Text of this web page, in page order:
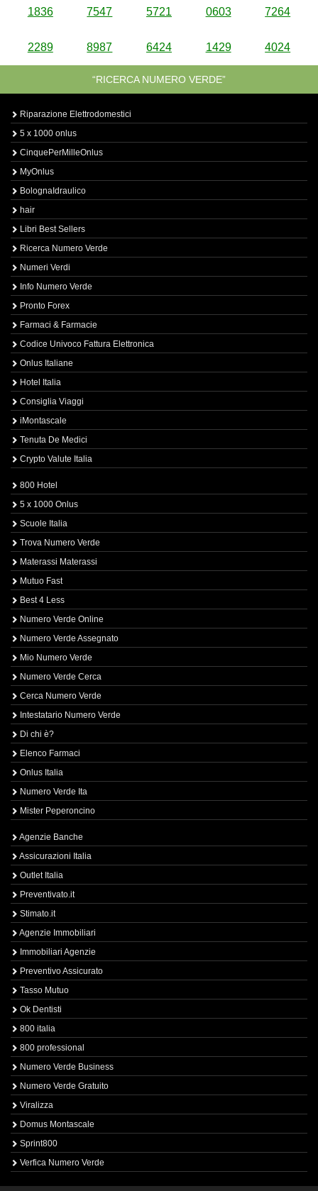
1836 7547 5721 0603 7264
2289 8987 6424 1429 4024
“RICERCA NUMERO VERDE”
Riparazione Elettrodomestici
5 x 1000 onlus
CinquePerMilleOnlus
MyOnlus
BolognaIdraulico
hair
Libri Best Sellers
Ricerca Numero Verde
Numeri Verdi
Info Numero Verde
Pronto Forex
Farmaci & Farmacie
Codice Univoco Fattura Elettronica
Onlus Italiane
Hotel Italia
Consiglia Viaggi
iMontascale
Tenuta De Medici
Crypto Valute Italia
800 Hotel
5 x 1000 Onlus
Scuole Italia
Trova Numero Verde
Materassi Materassi
Mutuo Fast
Best 4 Less
Numero Verde Online
Numero Verde Assegnato
Mio Numero Verde
Numero Verde Cerca
Cerca Numero Verde
Intestatario Numero Verde
Di chi è?
Elenco Farmaci
Onlus Italia
Numero Verde Ita
Mister Peperoncino
Agenzie Banche
Assicurazioni Italia
Outlet Italia
Preventivato.it
Stimato.it
Agenzie Immobiliari
Immobiliari Agenzie
Preventivo Assicurato
Tasso Mutuo
Ok Dentisti
800 italia
800 professional
Numero Verde Business
Numero Verde Gratuito
Viralizza
Domus Montascale
Sprint800
Verfica Numero Verde